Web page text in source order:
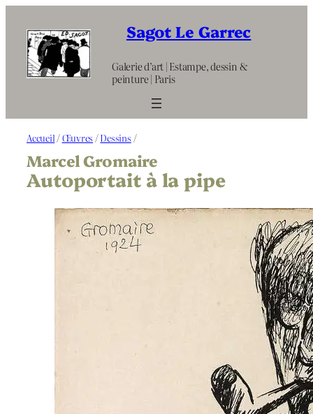
contenu
Sagot Le Garrec
Galerie d’art | Estampe, dessin &
peinture | Paris
Accueil /Œuvres /Dessins /
Marcel Gromaire
Autoportait à la pipe